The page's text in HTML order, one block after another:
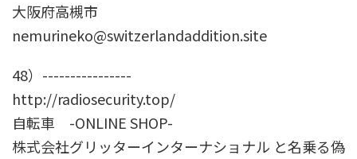
大阪府高槻市
nemurineko@switzerlandaddition.site
48）----------------
http://radiosecurity.top/
自転車 -ONLINE SHOP-
株式会社グリッターインターナショナル と名乗る偽